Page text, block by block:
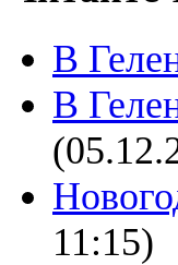
В
В
11:15)